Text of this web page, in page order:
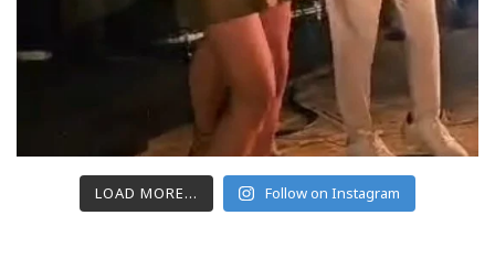
LOAD MORE... Follow on Instagram